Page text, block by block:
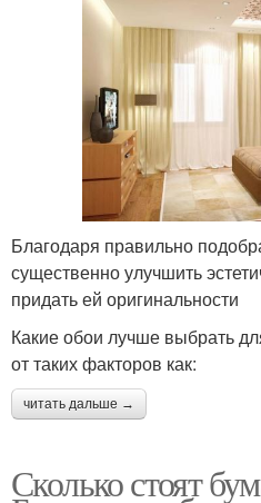
Благодаря правильно
существенно улучшить
придать ей оригинальности
Какие обои лучше выбрать
от таких факторов как:
читать дальше →
Сколько стоят